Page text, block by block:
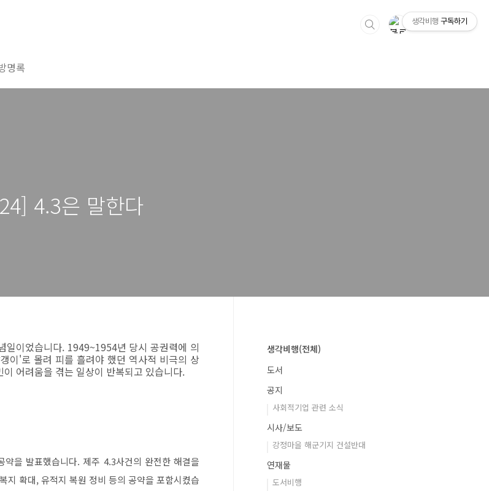
명록
4.3은 말한다
일이었습니다. 1949~1954년 당시 공권력에 의
이'로 몰려 피를 흘려야 했던 역사적 비극의 상
어려움을 겪는 일상이 반복되고 있습니다.
을 발표했습니다. 제주 4.3사건의 완전한 해결을
지 확대, 유적지 복원 정비 등의 공약을 포함시켰습
생각비행(전체)
도서
공지
사회적기업 관련 소식
시사/보도
강정마을 해군기지 건설반대
연재물
도서비행
생각비행 구독하기